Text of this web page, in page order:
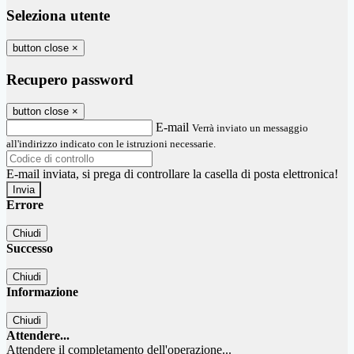
Seleziona utente
button close ×
Recupero password
button close ×
E-mail Verrà inviato un messaggio
all'indirizzo indicato con le istruzioni necessarie.
E-mail inviata, si prega di controllare la casella di posta elettronica!
Errore
Chiudi
Successo
Chiudi
Informazione
Chiudi
Attendere...
Attendere il completamento dell'operazione...